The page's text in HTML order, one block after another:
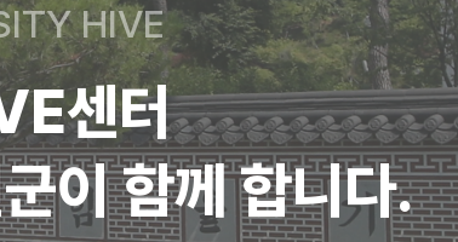
HIVE
센터
이함께 합니다.